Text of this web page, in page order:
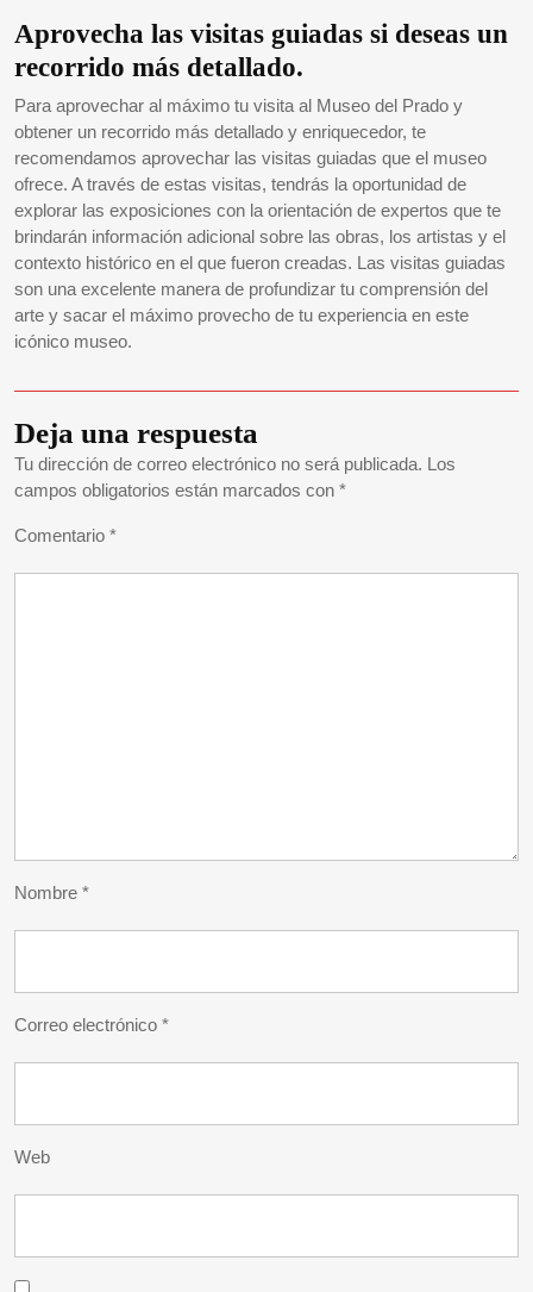
Aprovecha las visitas guiadas si deseas un
recorrido más detallado.
Para aprovechar al máximo tu visita al Museo del Prado y
obtener un recorrido más detallado y enriquecedor, te
recomendamos aprovechar las visitas guiadas que el museo
ofrece. A través de estas visitas, tendrás la oportunidad de
explorar las exposiciones con la orientación de expertos que te
brindarán información adicional sobre las obras, los artistas y el
contexto histórico en el que fueron creadas. Las visitas guiadas
son una excelente manera de profundizar tu comprensión del
arte y sacar el máximo provecho de tu experiencia en este
icónico museo.
Deja una respuesta
Tu dirección de correo electrónico no será publicada. Los
campos obligatorios están marcados con *
Comentario *
Nombre *
Correo electrónico *
Web